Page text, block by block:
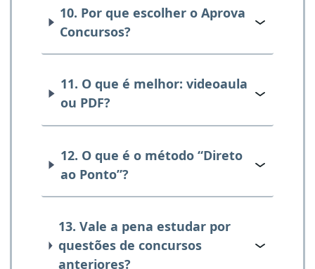
10. Por que escolher o Aprova
Concursos?
11. O que é melhor: videoaula
ou PDF?
12. O que é o método “Direto
ao Ponto”?
13. Vale a pena estudar por
questões de concursos
anteriores?